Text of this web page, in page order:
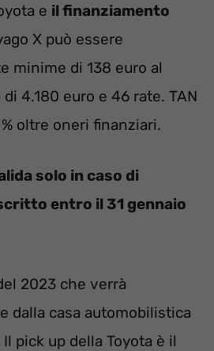
e il finanziamento
X può essere
minime di 138 euro al
4.180 euro e 46 rate. TAN
% oltre oneri finanziari.
solo in caso di
entro il 31 gennaio
2023 che verrà
dalla casa automobilistica
Il pick up della Toyota è il